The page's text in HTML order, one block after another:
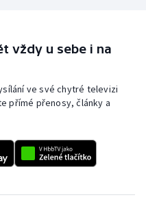
vždy u sebe i na
ve své chytré televizi
přímé přenosy, články a